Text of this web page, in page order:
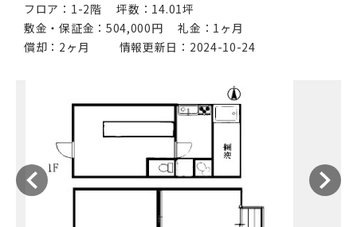
フロア：1-2階
坪数：14.01坪
敷金・保証金：504,000円
礼金：1ヶ月
償却：2ヶ月
情報更新日：2024-10-24